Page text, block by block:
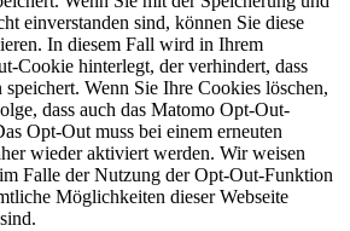
einverstanden sind, können Sie diese
In diesem Fall wird in Ihrem
Cookie hinterlegt, der verhindert, dass
Wenn Sie Ihre Cookies löschen,
dass auch das Matomo Opt-Out-
Opt-Out muss bei einem erneuten
wieder aktiviert werden. Wir weisen
Falle der Nutzung der Opt-Out-Funktion
Möglichkeiten dieser Webseite